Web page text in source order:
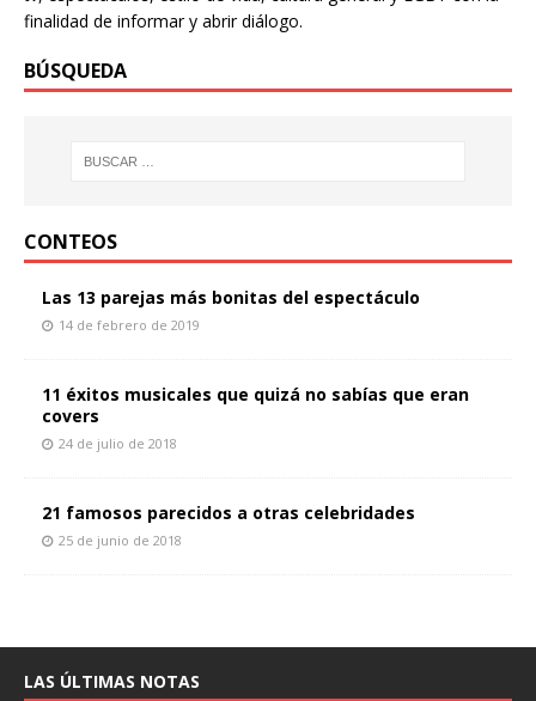
finalidad de informar y abrir diálogo.
BÚSQUEDA
CONTEOS
Las 13 parejas más bonitas del espectáculo
14 de febrero de 2019
11 éxitos musicales que quizá no sabías que eran
covers
24 de julio de 2018
21 famosos parecidos a otras celebridades
25 de junio de 2018
LAS ÚLTIMAS NOTAS